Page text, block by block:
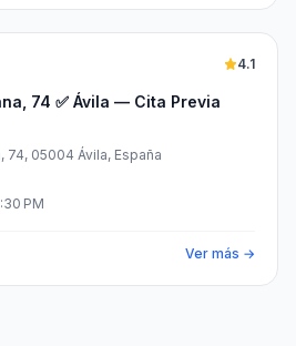
74 ✅ Ávila — Cita Previa
4.1
74, 05004 Ávila, España
PM
Ver más →